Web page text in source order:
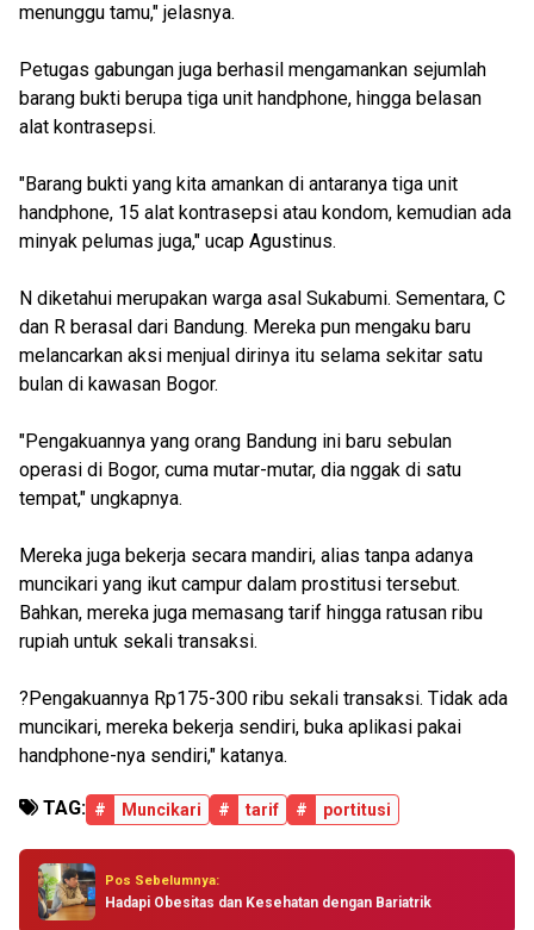
menunggu tamu," jelasnya.
Petugas gabungan juga berhasil mengamankan sejumlah
barang bukti berupa tiga unit handphone, hingga belasan
alat kontrasepsi.
"Barang bukti yang kita amankan di antaranya tiga unit
handphone, 15 alat kontrasepsi atau kondom, kemudian ada
minyak pelumas juga," ucap Agustinus.
N diketahui merupakan warga asal Sukabumi. Sementara, C
dan R berasal dari Bandung. Mereka pun mengaku baru
melancarkan aksi menjual dirinya itu selama sekitar satu
bulan di kawasan Bogor.
"Pengakuannya yang orang Bandung ini baru sebulan
operasi di Bogor, cuma mutar-mutar, dia nggak di satu
tempat," ungkapnya.
Mereka juga bekerja secara mandiri, alias tanpa adanya
muncikari yang ikut campur dalam prostitusi tersebut.
Bahkan, mereka juga memasang tarif hingga ratusan ribu
rupiah untuk sekali transaksi.
?Pengakuannya Rp175-300 ribu sekali transaksi. Tidak ada
muncikari, mereka bekerja sendiri, buka aplikasi pakai
handphone-nya sendiri," katanya.
TAG: # Muncikari # tarif # portitusi
Pos Sebelumnya:
Hadapi Obesitas dan Kesehatan dengan Bariatrik